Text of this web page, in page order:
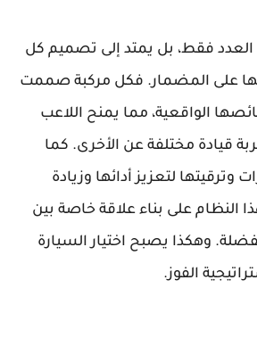
العدد فقط، بل يمتد إلى تصميم كل
على المضمار. فكل مركبة صممت
الواقعية، مما يمنح اللاعب
قيادة مختلفة عن الأخرى. كما
وترقيتها لتعزيز أدائها وزيادة
النظام على بناء علاقة خاصة بين
وهكذا يصبح اختيار السيارة
الفوز.